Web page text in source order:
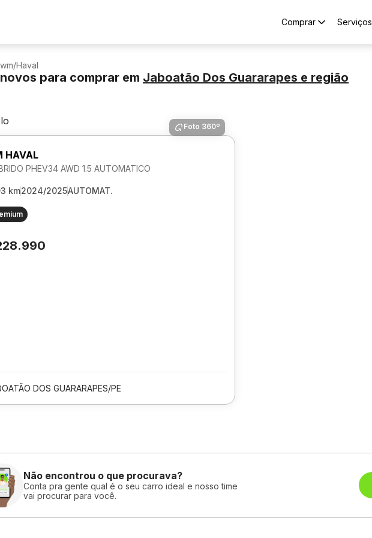
Comprar Serviços
/Haval
para comprar em Jaboatão Dos Guararapes e região
Foto 360º
HAVAL
PHEV34 AWD 1.5 AUTOMATICO
km2024/2025AUTOMAT.
DOS GUARARAPES/PE
Não encontrou o que procurava?
Conta pra gente qual é o seu carro ideal e nosso time
vai procurar para você.